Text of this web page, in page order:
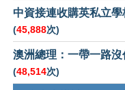
中資接連收購英私立
(45,888次)
澳洲總理：一帶一路
(48,514次)